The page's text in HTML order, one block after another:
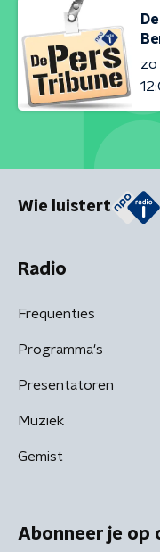
zo
Wie luistert
Radio
Frequenties
Programma's
Presentatoren
Muziek
Gemist
Abonneer je op